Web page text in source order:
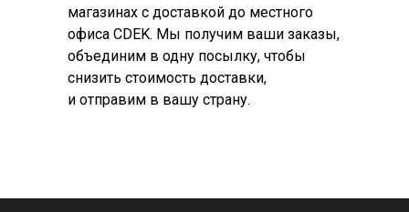
магазинах с доставкой до местного
офиса CDEK. Мы получим ваши заказы,
объединим в одну посылку, чтобы
снизить стоимость доставки,
и отправим в вашу страну.